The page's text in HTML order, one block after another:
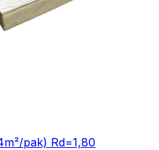
pak) Rd=1,80